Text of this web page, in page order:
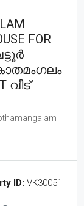
FOR
വീട്
ID: VK30051